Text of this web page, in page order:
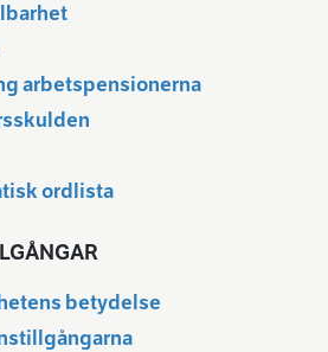
arbetspensionerna
ordlista
betydelse